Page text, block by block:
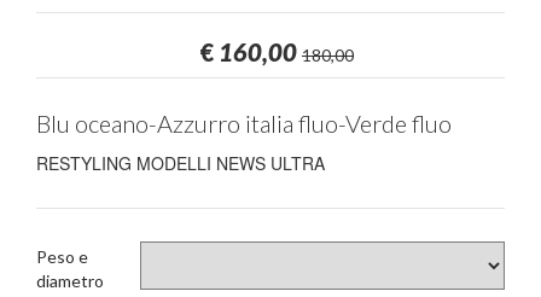
€ 160,00 180,00
Blu oceano-Azzurro italia fluo-Verde fluo
RESTYLING MODELLI NEWS ULTRA
Peso e
diametro